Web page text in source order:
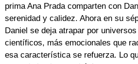
prima Ana Prada comparten con
serenidad y calidez. Ahora en su
Daniel se deja atrapar por
científicos, más emocionales que
esa característica se refuerza. Lo